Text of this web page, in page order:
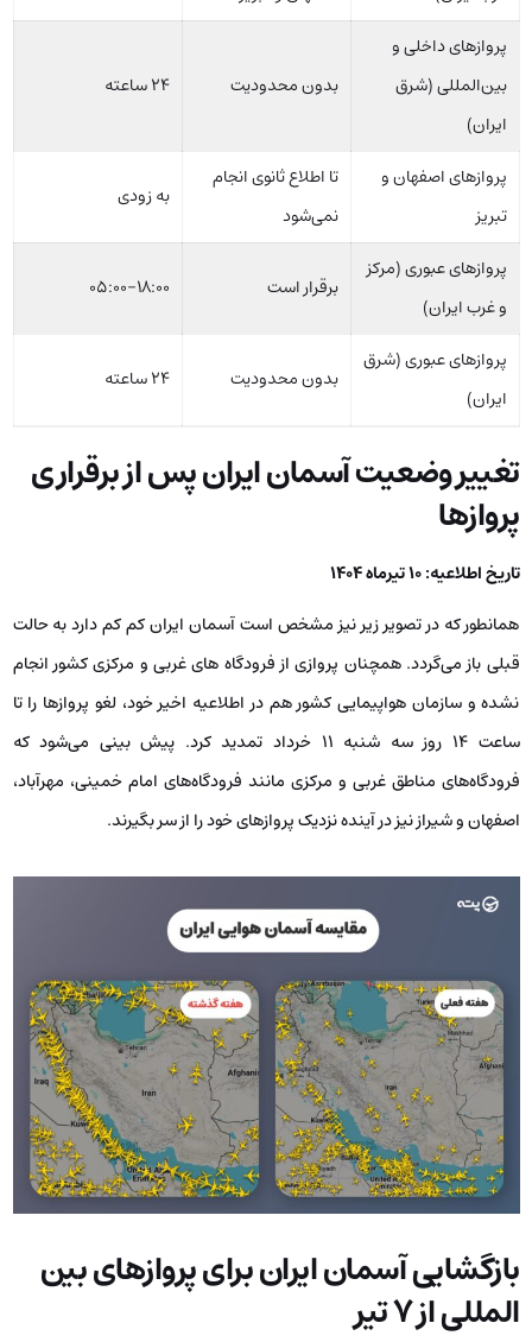
پروازهای داخلی و
بین‌المللی (شرق
ایران)
بدون محدودیت 24 ساعته
پروازهای اصفهان و
تبریز
تا اطلاع ثانوی انجام
نمی‌شود
به زودی
پروازهای عبوری (مرکز
و غرب ایران)
برقرار است 05:00-18:00
پروازهای عبوری (شرق
ایران)
بدون محدودیت 24 ساعته
تغییر وضعیت آسمان ایران پس از برقراری
پروازها
تاریخ اطلاعیه: 10 تیرماه 1404
همانطور که در تصویر زیر نیز مشخص است آسمان ایران کم کم دارد به حالت
قبلی باز می‌گردد. همچنان پروازی از فرودگاه های غربی و مرکزی کشور انجام
نشده و سازمان هواپیمایی کشور هم در اطلاعیه اخیر خود، لغو پروازها را تا
ساعت 14 روز سه شنبه 11 خرداد تمدید کرد. پیش بینی می‌شود که
فرودگاه‌های مناطق غربی و مرکزی مانند فرودگاه‌های امام خمینی، مهرآباد،
اصفهان و شیراز نیز در آینده نزدیک پروازهای خود را از سر بگیرند.
بازگشایی آسمان ایران برای پروازهای بین
المللی از 7 تیر